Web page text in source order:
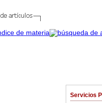
Servicios